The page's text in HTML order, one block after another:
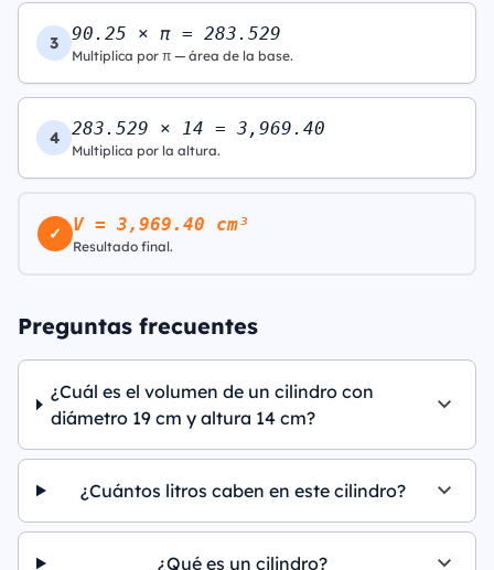
3 90.25 × π = 283.529
Multiplica por π — área de la base.
4 283.529 × 14 = 3,969.40
Multiplica por la altura.
✓ V = 3,969.40 cm³
Resultado final.
Preguntas frecuentes
¿Cuál es el volumen de un cilindro con
diámetro 19 cm y altura 14 cm?
¿Cuántos litros caben en este cilindro?
¿Qué es un cilindro?